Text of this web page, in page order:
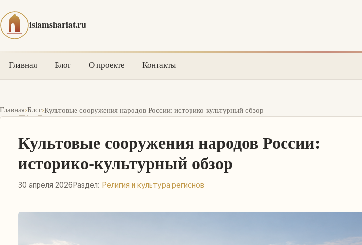
islamshariat.ru
Главная Блог О проекте Контакты
Главная›Блог›Культовые сооружения народов России: историко-культурный обзор
Культовые сооружения народов России:
историко-культурный обзор
30 апреля 2026Раздел: Религия и культура регионов